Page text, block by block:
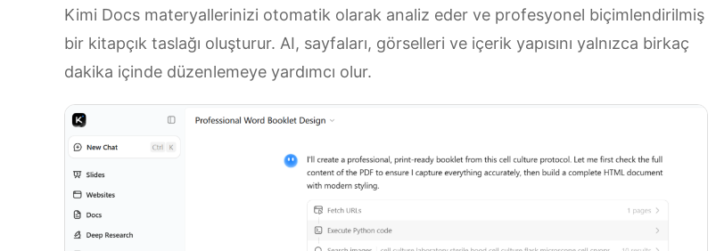
Kimi Docs materyallerinizi otomatik olarak analiz eder ve profesyonel biçimlendirilmiş
bir kitapçık taslağı oluşturur. AI, sayfaları, görselleri ve içerik yapısını yalnızca birkaç
dakika içinde düzenlemeye yardımcı olur.